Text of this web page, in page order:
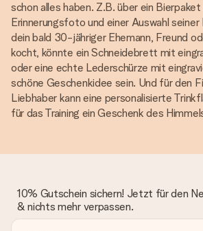
schon alles haben. Z.B. über ein
Erinnerungsfoto und einer Auswahl
dein bald 30-jähriger Ehemann, Freund
kocht, könnte ein Schneidebrett mit
oder eine echte Lederschürze mit
schöne Geschenkidee sein. Und für den
Liebhaber kann eine personalisierte
für das Training ein Geschenk des
10% Gutschein sichern! Jetzt für den
& nichts mehr verpassen.